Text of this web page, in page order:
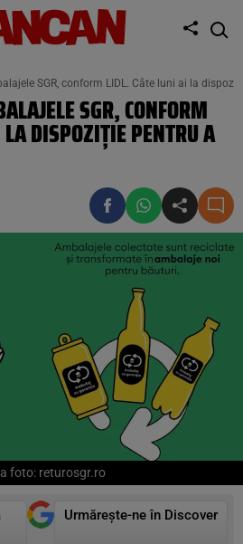
SGR, conform LIDL. Câte luni ai la
SGR, CONFORM
DISPOZIȚIE PENTRU A
foto: returosgr.ro
Urmărește-ne în Discover